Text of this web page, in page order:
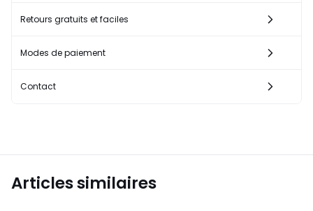
Retours gratuits et faciles
Modes de paiement
Contact
Articles similaires